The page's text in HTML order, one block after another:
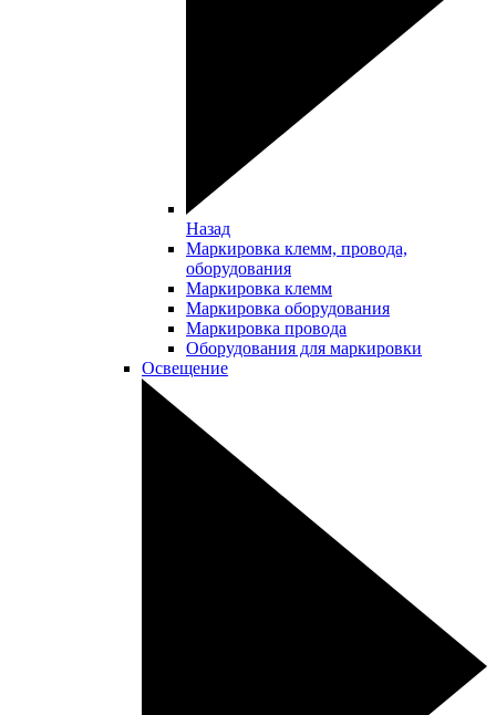
Назад
Маркировка клемм, провода,
оборудования
Маркировка клемм
Маркировка оборудования
Маркировка провода
Оборудования для маркировки
Освещение